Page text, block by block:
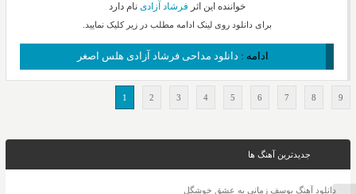
خواننده این اثر فرشاد آزادی نام دارد
برای دانلود روی لینک ادامه مطلب در زیر کلیک نمایید.
ادامه : دانلود مداحی فرشاد آزادی هلس اصغر
1 2 3 4 5 6 7 8 9
جدیدترین آهنگ ها
دانلود آهنگ یوسف زمانی یه عشق خوشگل